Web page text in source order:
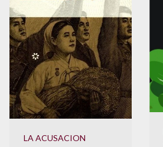
LA ACUSACION